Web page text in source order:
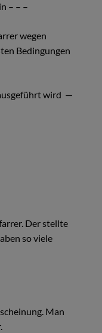
– – –
wegen
Bedingungen
wird —
Der stellte
so viele
Man